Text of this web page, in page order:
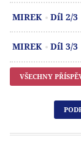
MIREK Díl 2/3
MIREK Díl 3/3
VŠECHNY